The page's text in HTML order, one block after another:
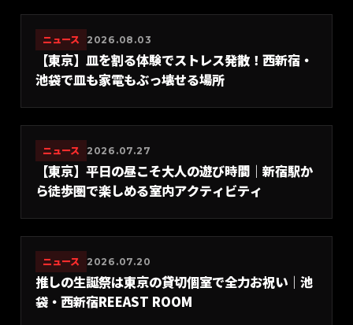
ニュース 2026.08.03
【東京】皿を割る体験でストレス発散！西新宿・
池袋で皿も家電もぶっ壊せる場所
ニュース 2026.07.27
【東京】平日の昼こそ大人の遊び時間｜新宿駅か
ら徒歩圏で楽しめる室内アクティビティ
ニュース 2026.07.20
推しの生誕祭は東京の貸切個室で全力お祝い｜池
袋・西新宿REEAST ROOM